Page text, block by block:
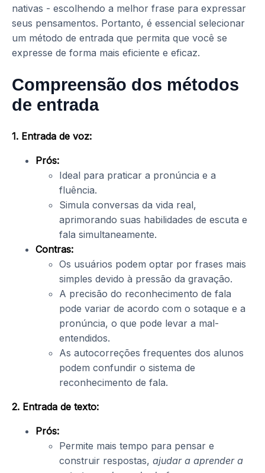
nativas - escolhendo a melhor frase para expressar
seus pensamentos. Portanto, é essencial selecionar
um método de entrada que permita que você se
expresse de forma mais eficiente e eficaz.
Compreensão dos métodos
de entrada
1. Entrada de voz:
Prós:
Ideal para praticar a pronúncia e a
fluência.
Simula conversas da vida real,
aprimorando suas habilidades de escuta e
fala simultaneamente.
Contras:
Os usuários podem optar por frases mais
simples devido à pressão da gravação.
A precisão do reconhecimento de fala
pode variar de acordo com o sotaque e a
pronúncia, o que pode levar a mal-
entendidos.
As autocorreções frequentes dos alunos
podem confundir o sistema de
reconhecimento de fala.
2. Entrada de texto:
Prós:
Permite mais tempo para pensar e
construir respostas, ajudar a aprender a